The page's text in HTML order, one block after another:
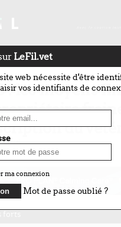
LeFil.vet
web nécessite d'être
vos identifiants de
ma connexion
Mot de passe oublié ?
: les moyens
du